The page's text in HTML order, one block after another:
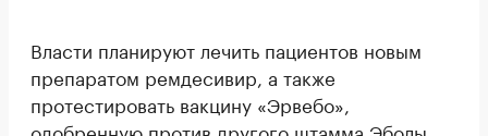
Власти планируют лечить пациентов новым
препаратом ремдесивир, а также
протестировать вакцину «Эрвебо»,